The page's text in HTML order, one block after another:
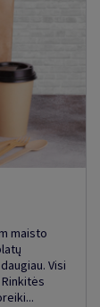
maisto
Visi